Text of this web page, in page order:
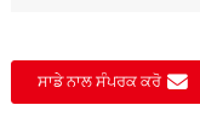
ਸਾਡੇ ਨਾਲ ਸੰਪਰਕ ਕਰੋ